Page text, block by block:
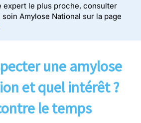
expert le plus proche, consulter
Amylose National sur la page
une amylose
et quel intérêt ?
le temps